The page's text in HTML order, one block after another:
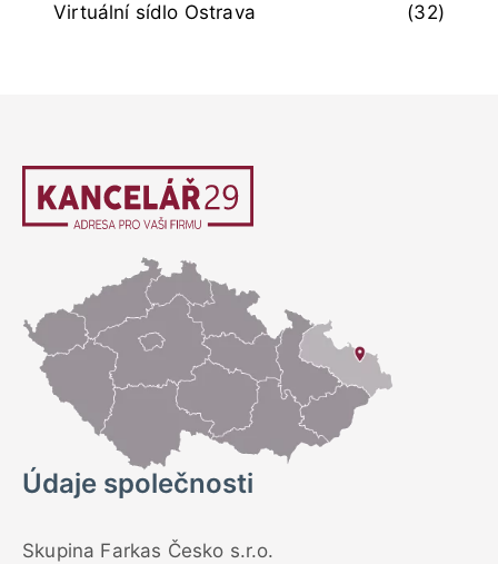
Virtuální sídlo Ostrava
(32)
Údaje společnosti
Skupina Farkas Česko s.r.o.